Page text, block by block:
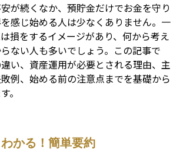
が続くなか、預貯金だけでお金を守り
感じ始める人は少なくありません。一
損をするイメージがあり、何から考え
ない人も多いでしょう。この記事で
い、資産運用が必要とされる理由、主
例、始める前の注意点までを基礎から
。
かる！簡単要約